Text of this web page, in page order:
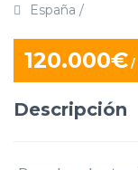
España /
120.000€ /
Descripción